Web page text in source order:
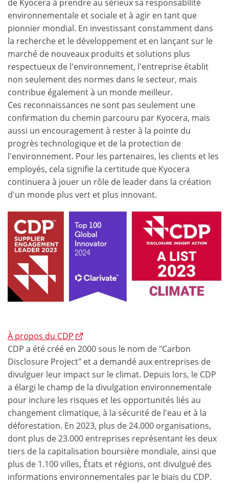
de Kyocera à prendre au sérieux sa responsabilité
environnementale et sociale et à agir en tant que
pionnier mondial. En investissant constamment dans
la recherche et le développement et en lançant sur le
marché de nouveaux produits et solutions plus
respectueux de l'environnement, l'entreprise établit
non seulement des normes dans le secteur, mais
contribue également à un monde meilleur.
Ces reconnaissances ne sont pas seulement une
confirmation du chemin parcouru par Kyocera, mais
aussi un encouragement à rester à la pointe du
progrès technologique et de la protection de
l'environnement. Pour les partenaires, les clients et les
employés, cela signifie la certitude que Kyocera
continuera à jouer un rôle de leader dans la création
d'un monde plus vert et plus innovant.
À propos du CDP
CDP a été créé en 2000 sous le nom de "Carbon
Disclosure Project" et a demandé aux entreprises de
divulguer leur impact sur le climat. Depuis lors, le CDP
a élargi le champ de la divulgation environnementale
pour inclure les risques et les opportunités liés au
changement climatique, à la sécurité de l'eau et à la
déforestation. En 2023, plus de 24.000 organisations,
dont plus de 23.000 entreprises représentant les deux
tiers de la capitalisation boursière mondiale, ainsi que
plus de 1.100 villes, États et régions, ont divulgué des
informations environnementales par le biais du CDP.